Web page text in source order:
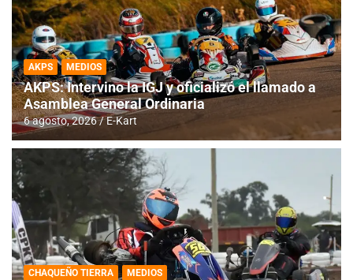
AKPS MEDIOS
AKPS: Intervino la IGJ y oficializó el llamado a
Asamblea General Ordinaria
6 agosto, 2026 E-Kart
CHAQUEÑO TIERRA MEDIOS